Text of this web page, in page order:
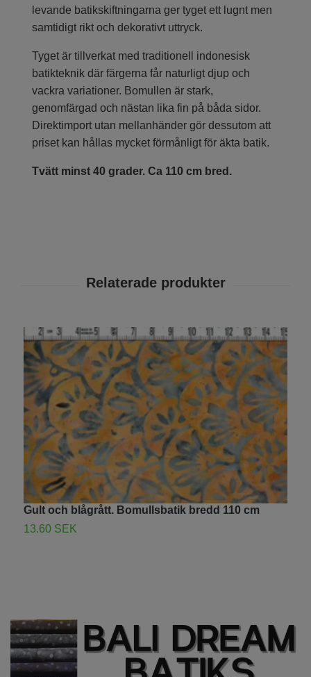
levande batikskiftningarna ger tyget ett lugnt men
samtidigt rikt och dekorativt uttryck.
Tyget är tillverkat med traditionell indonesisk
batikteknik där färgerna får naturligt djup och
vackra variationer. Bomullen är stark,
genomfärgad och nästan lika fin på båda sidor.
Direktimport utan mellanhänder gör dessutom att
priset kan hållas mycket förmånligt för äkta batik.
Tvätt minst 40 grader. Ca 110 cm bred.
Gult och blågrått. Bomullsbatik bredd 110 cm
13.60 SEK